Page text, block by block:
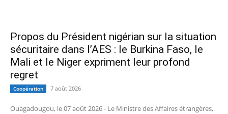
Propos du Président nigérian sur la situation
sécuritaire dans l’AES : le Burkina Faso, le
Mali et le Niger expriment leur profond
regret
Coopération 7 août 2026
Ouagadougou, le 07 août 2026 - Le Ministre des Affaires étrangères,